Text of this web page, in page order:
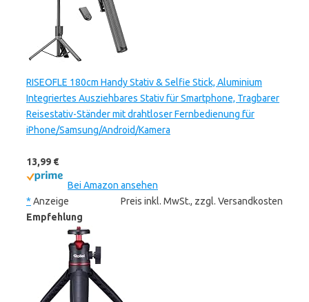
RISEOFLE 180cm Handy Stativ & Selfie Stick, Aluminium
Integriertes Ausziehbares Stativ für Smartphone, Tragbarer
Reisestativ-Ständer mit drahtloser Fernbedienung für
iPhone/Samsung/Android/Kamera
13,99 €
Bei Amazon ansehen
* Anzeige
Preis inkl. MwSt., zzgl. Versandkosten
Empfehlung